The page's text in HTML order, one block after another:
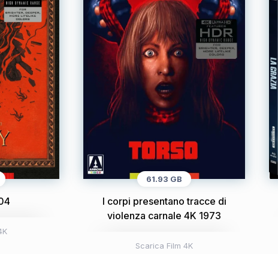
61.93 GB
I corpi presentano tracce di
violenza carnale 4K 1973
Scarica Film 4K